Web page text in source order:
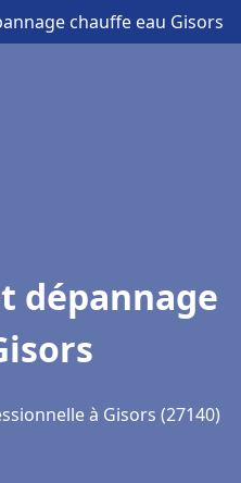
chauffe eau Gisors
dépannage
à Gisors (27140)